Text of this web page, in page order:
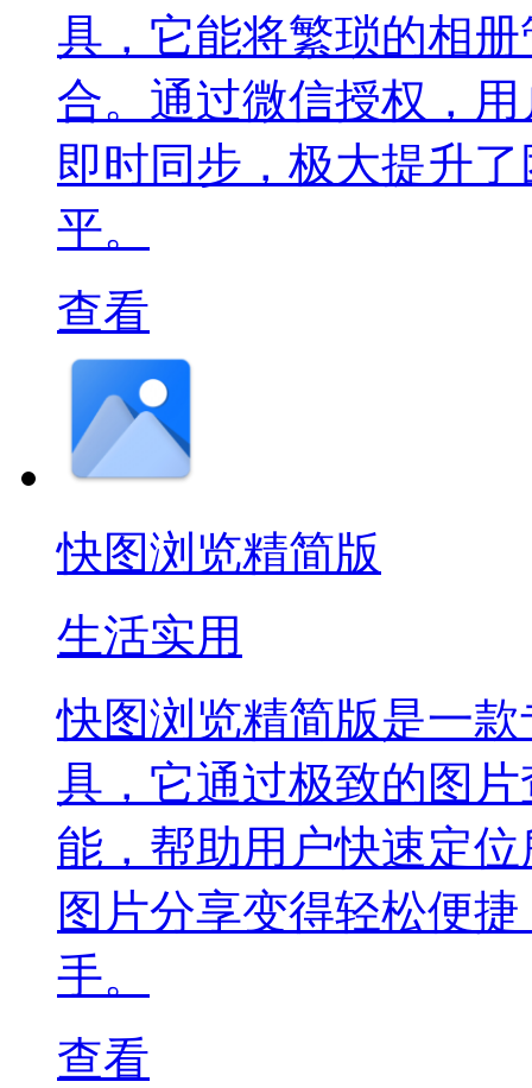
具，它能将繁琐的相
合。通过微信授权，
即时同步，极大提升
平。
查看
快图浏览精简版
生活实用
快图浏览精简版是一
具，它通过极致的图
能，帮助用户快速定
图片分享变得轻松便
手。
查看